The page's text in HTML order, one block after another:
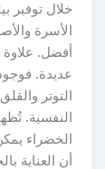
خلال توفير
الأسرة
أفضل. علاوة
عديدة.
التوتر
النفسية.
الخضراء
أن العناية